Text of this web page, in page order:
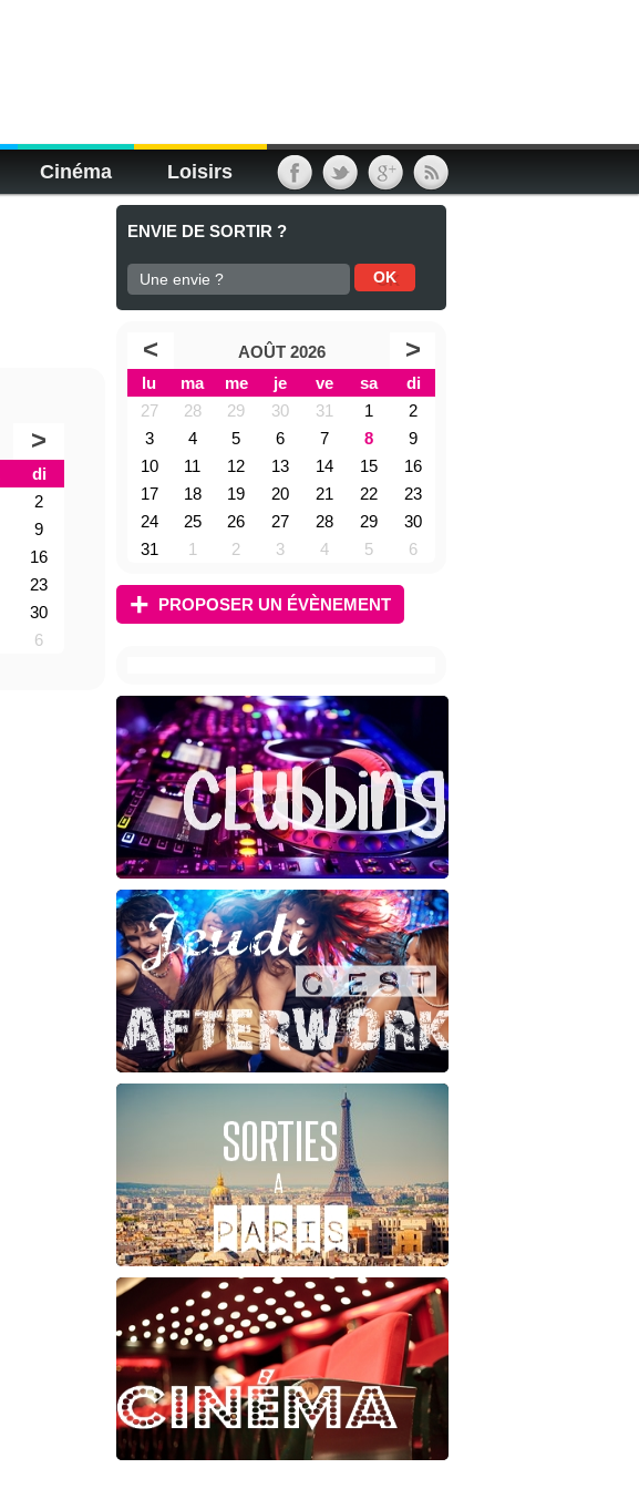
Cinéma Loisirs
>
di
2
9
16
23
30
6
ENVIE DE SORTIR ?
< AOÛT 2026 >
lu ma me je ve sa
di
27
28 29 30 31 1
2
3
4 5 6 7 8
9
10
11 12 13 14 15
16
17
18 19 20 21 22
23
24
25 26 27 28 29
30
31
1 2 3 4 5 6
PROPOSER UN ÉVÈNEMENT